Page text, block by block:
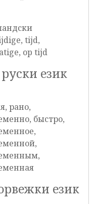
tijd,
op tijd
език
рано,
быстро,
език